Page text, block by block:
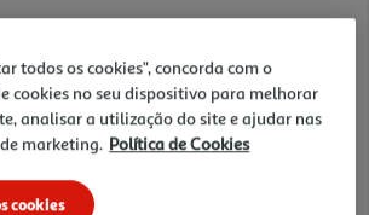
todos os cookies", concorda com o
cookies no seu dispositivo para melhorar
analisar a utilização do site e ajudar nas
marketing. Política de Cookies
cookies